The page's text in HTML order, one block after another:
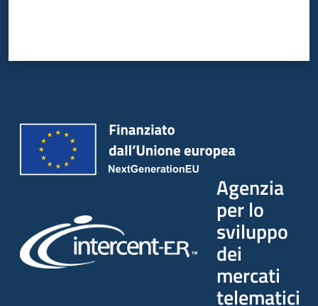
Agenzia
per lo
sviluppo
dei
mercati
telematici